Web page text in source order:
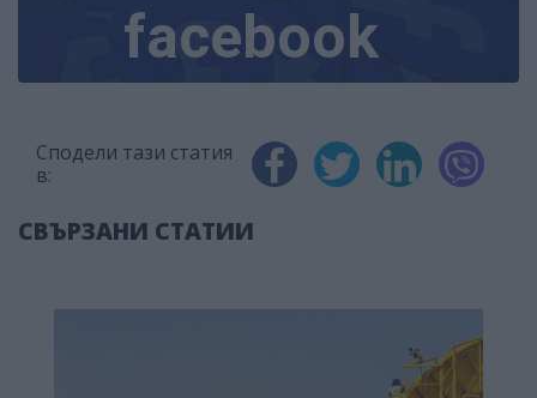
facebook
Сподели тази статия
в:
СВЪРЗАНИ СТАТИИ